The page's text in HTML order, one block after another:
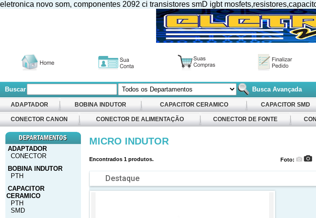
eletronica novo som, componentes 2092 ci transistores smD igbt
Buscar Busca Avançada
ADAPTADOR BOBINA INDUTOR CAPACITOR CERAMICO CAPACITOR SMD
CONECTOR CANON CONECTOR DE ALIMENTAÇÃO CONECTOR DE FONTE
ADAPTADOR
CONECTOR
BOBINA INDUTOR
PTH
CAPACITOR
CERAMICO
PTH
SMD
MICRO INDUTOR
Encontrados 1 produtos. Foto:
Destaque